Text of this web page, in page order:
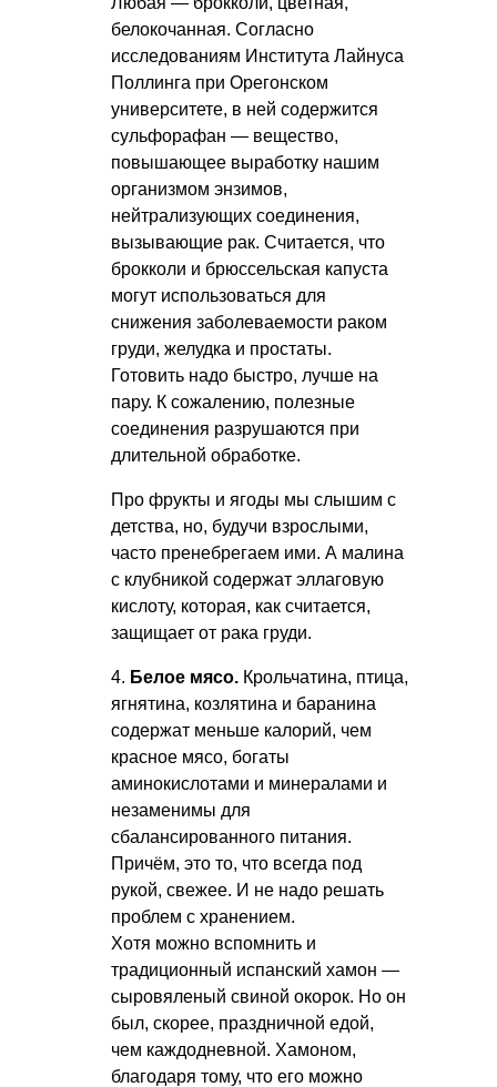
белокочанная. Согласно
исследованиям Института Лайнуса
Поллинга при Орегонском
университете, в ней содержится
сульфорафан — вещество,
повышающее выработку нашим
организмом энзимов,
нейтрализующих соединения,
вызывающие рак. Считается, что
брокколи и брюссельская капуста
могут использоваться для
снижения заболеваемости раком
груди, желудка и простаты.
Готовить надо быстро, лучше на
пару. К сожалению, полезные
соединения разрушаются при
длительной обработке.
Про фрукты и ягоды мы слышим с
детства, но, будучи взрослыми,
часто пренебрегаем ими. А малина
с клубникой содержат эллаговую
кислоту, которая, как считается,
защищает от рака груди.
4. Белое мясо. Крольчатина, птица,
ягнятина, козлятина и баранина
содержат меньше калорий, чем
красное мясо, богаты
аминокислотами и минералами и
незаменимы для
сбалансированного питания.
Причём, это то, что всегда под
рукой, свежее. И не надо решать
проблем с хранением.
Хотя можно вспомнить и
традиционный испанский хамон —
сыровяленый свиной окорок. Но он
был, скорее, праздничной едой,
чем каждодневной. Хамоном,
благодаря тому, что его можно